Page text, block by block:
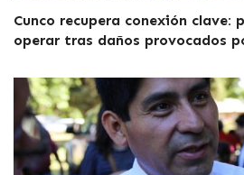
Cunco recupera conexión clave:
operar tras daños provocados